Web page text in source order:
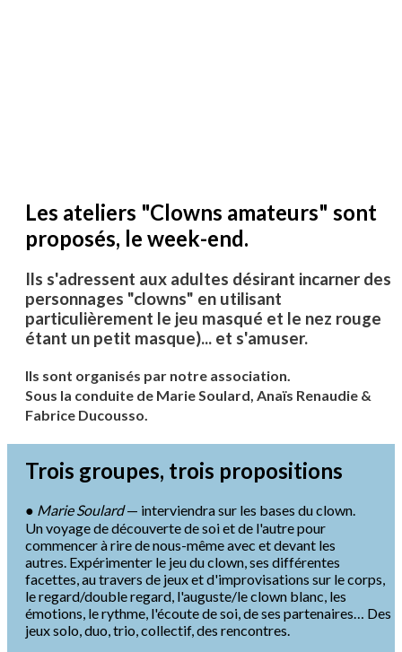
Les ateliers "Clowns amateurs" sont
proposés, le week-end.
Ils s'adressent aux adultes désirant incarner des
personnages "clowns" en utilisant
particulièrement le jeu masqué et le nez rouge
étant un petit masque)... et s'amuser.
Ils sont organisés par notre association.
Sous la conduite de Marie Soulard, Anaïs Renaudie &
Fabrice Ducousso.
Trois groupes, trois propositions
● Marie Soulard— interviendra sur les bases du clown.
Un voyage de découverte de soi et de l'autre pour
commencer à rire de nous-même avec et devant les
autres. Expérimenter le jeu du clown, ses différentes
facettes, au travers de jeux et d'improvisations sur le corps,
le regard/double regard, l'auguste/le clown blanc, les
émotions, le rythme, l'écoute de soi, de ses partenaires… Des
jeux solo, duo, trio, collectif, des rencontres.